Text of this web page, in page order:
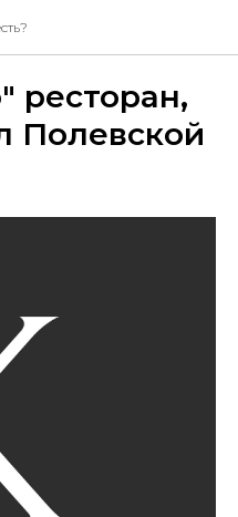
ресторан,
Полевской